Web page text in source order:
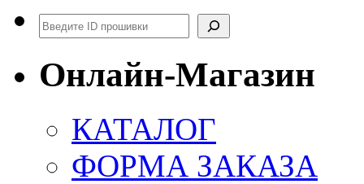
Поиск
Онлайн-Магазин
КАТАЛОГ
ФОРМА ЗАКАЗА